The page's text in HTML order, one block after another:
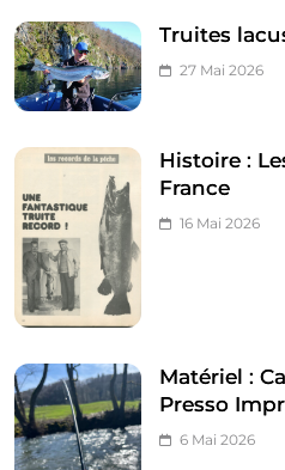
Truites
27 Mai 2026
Histoire :
France
16 Mai 2026
Matériel :
Presso
6 Mai 2026